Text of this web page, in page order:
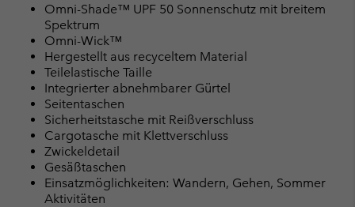
Omni-Shade™ UPF 50 Sonnenschutz mit breitem
Spektrum
Omni-Wick™
Hergestellt aus recyceltem Material
Teilelastische Taille
Integrierter abnehmbarer Gürtel
Seitentaschen
Sicherheitstasche mit Reißverschluss
Cargotasche mit Klettverschluss
Zwickeldetail
Gesäßtaschen
Einsatzmöglichkeiten: Wandern, Gehen, Sommer
Aktivitäten